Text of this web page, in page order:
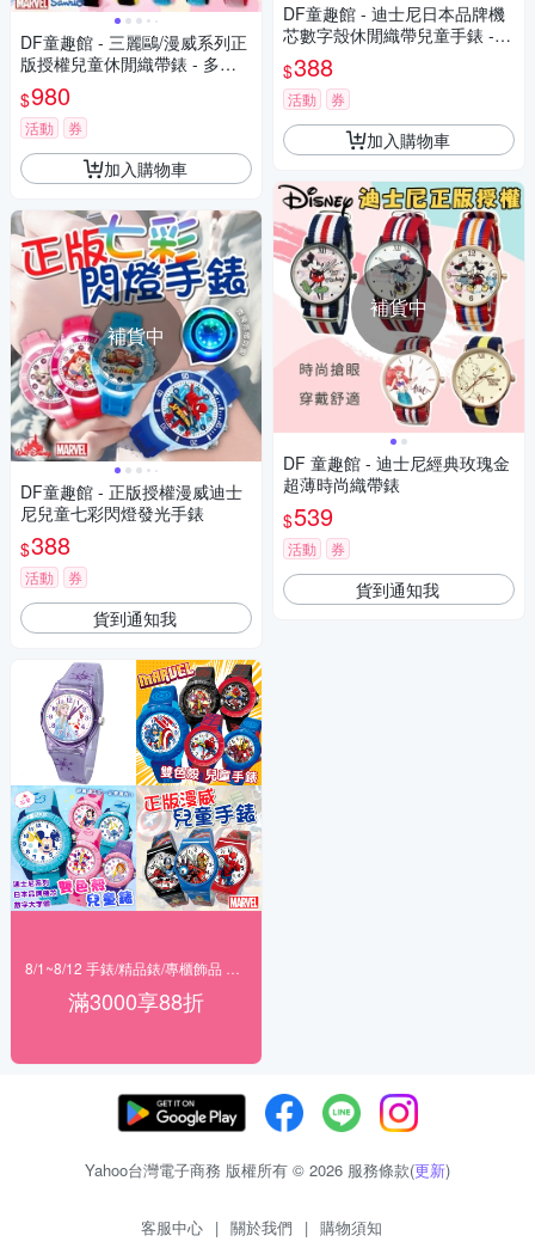
DF童趣館 - 三麗鷗/漫威系列正
版授權兒童休閒織帶錶 - 多款
可選
$980
活動 券
加入購物車
補貨中
DF童趣館 - 正版授權漫威迪士
尼兒童七彩閃燈發光手錶
$388
活動 券
貨到通知我
滿3000享88折
DF童趣館 - 迪士尼日本品牌機
芯數字殼休閒織帶兒童手錶 -
多款可選
$388
活動 券
加入購物車
補貨中
DF 童趣館 - 迪士尼經典玫瑰金
超薄時尚織帶錶
$539
活動 券
貨到通知我
Yahoo台灣電子商務 版權所有 © 2026 服務條款(更新)
客服中心 | 關於我們 | 購物須知